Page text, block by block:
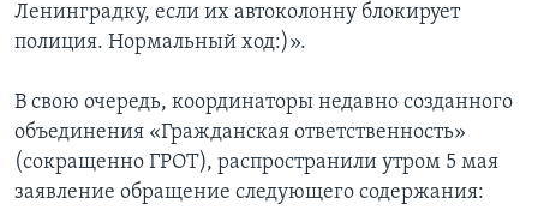
Ленинградку, если их автоколонну блокирует
полиция. Нормальный ход:)».
В свою очередь, координаторы недавно созданного
объединения «Гражданская ответственность»
(сокращенно ГРОТ), распространили утром 5 мая
заявление обращение следующего содержания: